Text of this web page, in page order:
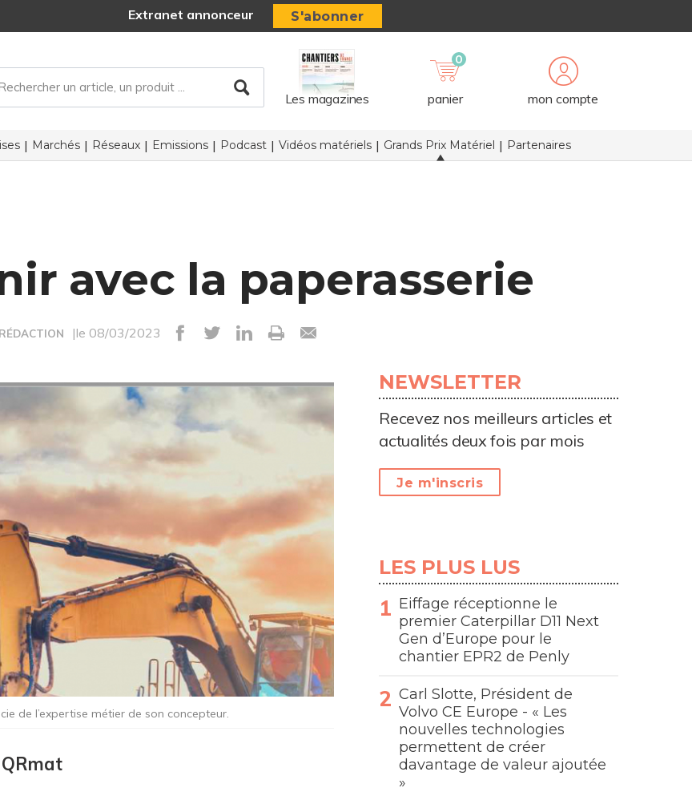
Extranet annonceur S'abonner
Les magazines
0
panier mon compte
Marchés Réseaux Emissions Podcast Vidéos matériels Grands Prix Matériel Partenaires
avec la paperasserie
|le 08/03/2023
de l’expertise métier de son concepteur.
NEWSLETTER
Recevez nos meilleurs articles et
actualités deux fois par mois
Je m'inscris
LES PLUS LUS
Eiffage réceptionne le
premier Caterpillar D11 Next
Gen d’Europe pour le
chantier EPR2 de Penly
Carl Slotte, Président de
Volvo CE Europe - « Les
nouvelles technologies
permettent de créer
davantage de valeur ajoutée
»